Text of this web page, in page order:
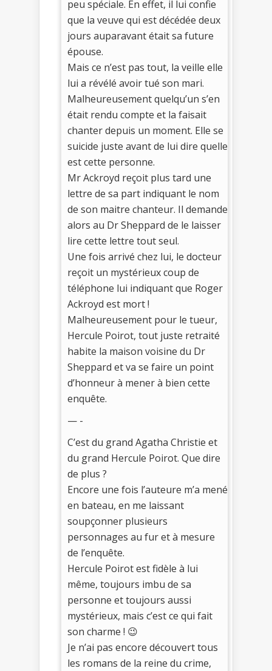
peu spéciale. En effet, il lui confie
que la veuve qui est décédée deux
jours auparavant était sa future
épouse.
Mais ce n’est pas tout, la veille elle
lui a révélé avoir tué son mari.
Malheureusement quelqu’un s’en
était rendu compte et la faisait
chanter depuis un moment. Elle se
suicide juste avant de lui dire quelle
est cette personne.
Mr Ackroyd reçoit plus tard une
lettre de sa part indiquant le nom
de son maitre chanteur. Il demande
alors au Dr Sheppard de le laisser
lire cette lettre tout seul.
Une fois arrivé chez lui, le docteur
reçoit un mystérieux coup de
téléphone lui indiquant que Roger
Ackroyd est mort !
Malheureusement pour le tueur,
Hercule Poirot, tout juste retraité
habite la maison voisine du Dr
Sheppard et va se faire un point
d’honneur à mener à bien cette
enquête.
— -
C’est du grand Agatha Christie et
du grand Hercule Poirot. Que dire
de plus ?
Encore une fois l’auteure m’a mené
en bateau, en me laissant
soupçonner plusieurs
personnages au fur et à mesure
de l’enquête.
Hercule Poirot est fidèle à lui
même, toujours imbu de sa
personne et toujours aussi
mystérieux, mais c’est ce qui fait
son charme ! 😉
Je n’ai pas encore découvert tous
les romans de la reine du crime,